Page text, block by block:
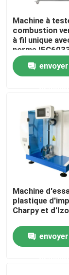
Des produits
Spectacle RV
Visite de
Contrôle de
Nous
Nouvelles
Cas
Machine à
combustion
à fil unique
norme
Flame Core
46~78mm
Machine
plastique
Charpy et